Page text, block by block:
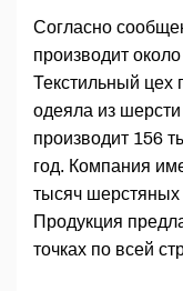
Согласно
производит
Текстильный цех
одеяла из
производит 156
год. Компания
тысяч шерстяных
Продукция
точках по всей